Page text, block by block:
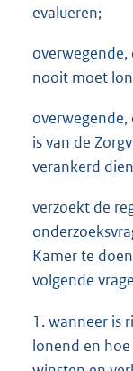
evalueren;
overwegende,
nooit moet
overwegende,
is van de
verankerd
verzoekt de
Kamer te
volgende
1. wanneer is
lonend en